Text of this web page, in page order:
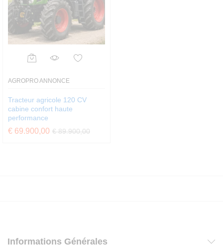
AGROPRO ANNONCE
Tracteur agricole 120 CV
cabine confort haute
performance
€ 69.900,00 €89.900,00
Informations Générales